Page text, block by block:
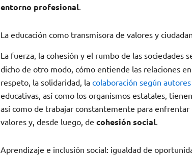
entorno profesional.
La educación como transmisora de valores y
La fuerza, la cohesión y el rumbo de las sociedades
dicho de otro modo, cómo entiende las relaciones
respeto, la solidaridad, lacolaboración según autores
educativas, así como los organismos estatales,
así como de trabajar constantemente para
valores y, desde luego, decohesión social
Aprendizaje e inclusión social: igualdad de